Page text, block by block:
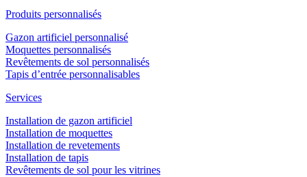
Produits personnalisés
Gazon artificiel personnalisé
Moquettes personnalisés
Revêtements de sol personnalisés
Tapis d’entrée personnalisables
Services
Installation de gazon artificiel
Installation de moquettes
Installation de revetements
Installation de tapis
Revêtements de sol pour les vitrines